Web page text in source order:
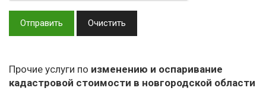
Отправить Очистить
Прочие услуги по изменению и оспаривание
кадастровой стоимости в новгородской области